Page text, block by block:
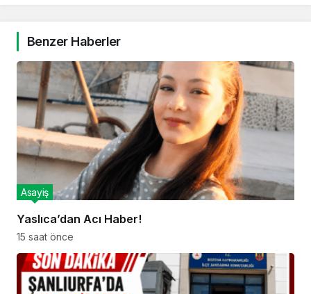
Benzer Haberler
Yaslıca’dan Acı Haber!
Asayiş
15 saat önce